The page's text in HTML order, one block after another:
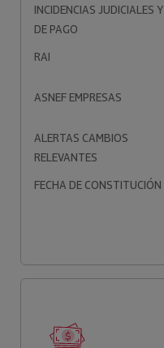
INCIDENCIAS JUDICIALES Y
DE PAGO
RAI
ASNEF EMPRESAS
ALERTAS CAMBIOS
RELEVANTES
FECHA DE CONSTITUCIÓN